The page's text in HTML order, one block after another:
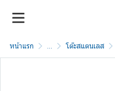
หน้าแรก ... โต๊ะสแตนเลส